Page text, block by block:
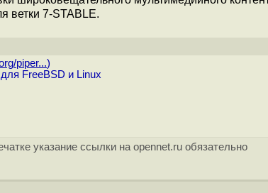
ветки 7-STABLE.
piper...)
FreeBSD и Linux
указание ссылки на opennet.ru обязательно